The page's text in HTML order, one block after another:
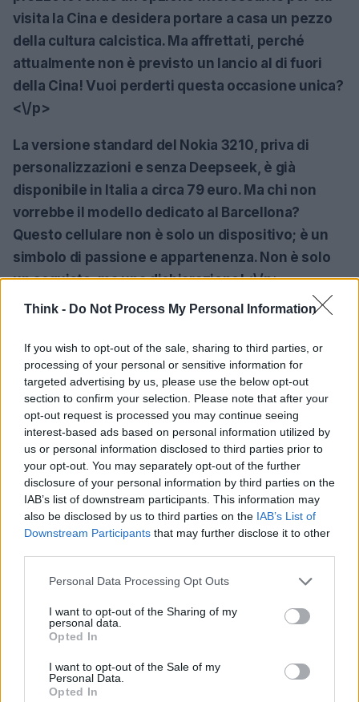
Think - Do Not Process My Personal Information
If you wish to opt-out of the sale, sharing to third parties, or
processing of your personal or sensitive information for
targeted advertising by us, please use the below opt-out
section to confirm your selection. Please note that after your
opt-out request is processed you may continue seeing
interest-based ads based on personal information utilized by
us or personal information disclosed to third parties prior to
your opt-out. You may separately opt-out of the further
disclosure of your personal information by third parties on the
IAB’s list of downstream participants. This information may
also be disclosed by us to third parties on the IAB’s List of
Downstream Participants that may further disclose it to other
Please note that this website/app uses one or more Google
not limited to your visit or usage behaviour. You may click to
grant or deny consent to Google and its third-party tags to
use your data for below specified purposes in below Google
consent section.
Personal Data Processing Opt Outs
I want to opt-out of the Sharing of my
personal data.
Opted In
I want to opt-out of the Sale of my
Personal Data.
Opted In
visita la Cina e desidera portare a casa un pezzo
della cultura calcistica. Ma affrettati, perché
attualmente non è previsto un lancio al di fuori
della Cina! Vuoi perderti questa occasione unica?
<\/p>
La versione standard del Nokia 3210, priva di
personalizzazioni e senza Deepseek, è già
disponibile in Italia a circa 79 euro. Ma chi non
vorrebbe il modello dedicato al Barcellona?
Questo cellulare non è solo un dispositivo; è un
simbolo di passione e appartenenza. Non è solo
un acquisto, ma una dichiarazione!<\/p>
In conclusione, ilHMD Barça 3210non è solo un
collezione che unisce nostalgia, innovazione e
amore per il calcio. Se sei un tifoso del Barcellona,
questa è un’occasione da non perdere
assolutamente! Condividi la tua passione e fai
sapere a tutti di questo fantastico gadget!<\/p>
AUTORE
Staff